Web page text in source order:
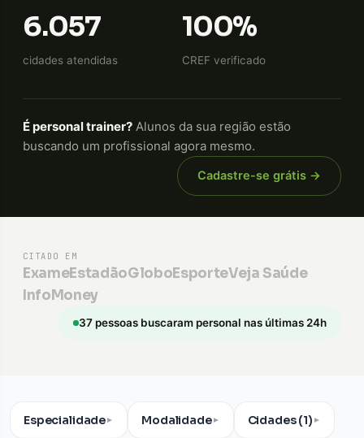
6.057
cidades atendidas
100%
CREF verificado
É personal trainer? Alunos da sua região estão
buscando um profissional agora mesmo.
Cadastre-se grátis →
CITADO EM
ExameEstadãoGloboEsporteVeja Saúde
InfoMoney
37 pessoas buscaram personal nas últimas 24h
Especialidade▼ Modalidade▼ Cidades (1)▼